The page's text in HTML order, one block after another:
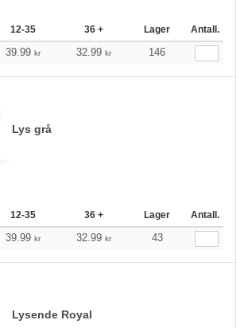
12-35 36 + Lager Antall.
39.99 kr 32.99 kr 146
Lys grå
12-35 36 + Lager Antall.
39.99 kr 32.99 kr 43
Lysende Royal